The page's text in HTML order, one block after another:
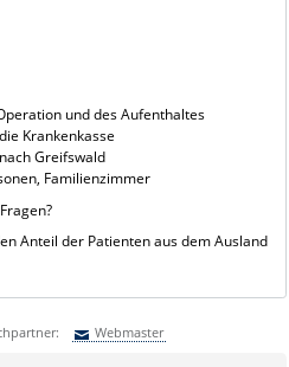
und des Aufenthaltes
Krankenkasse
Greifswald
Familienzimmer
Anteil der Patienten aus dem Ausland
Webmaster